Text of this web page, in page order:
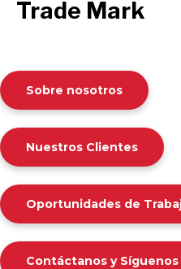
Trade Mark
Sobre nosotros
Nuestros Clientes
Oportunidades de
Contáctanos y Síguenos